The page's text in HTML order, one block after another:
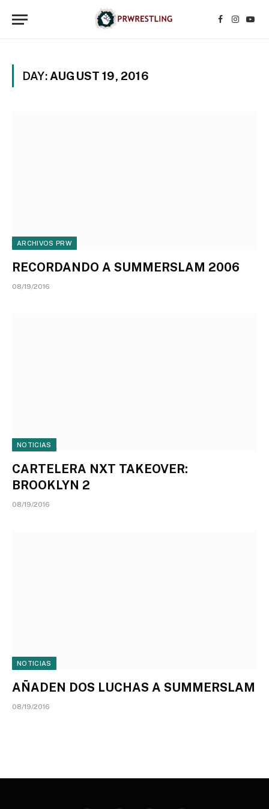
Facebook
DAY: AUGUST 19, 2016
ARCHIVOS PRW
RECORDANDO A SUMMERSLAM 2006
08/19/2016
NOTICIAS
CARTELERA NXT TAKEOVER:
BROOKLYN 2
08/19/2016
NOTICIAS
AÑADEN DOS LUCHAS A SUMMERSLAM
08/19/2016